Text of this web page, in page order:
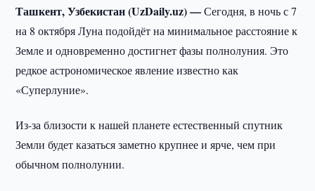
Ташкент, Узбекистан (UzDaily.uz) —Сегодня, в ночь с 7
на 8 октября Луна подойдёт на минимальное расстояние к
Земле и одновременно достигнет фазы полнолуния. Это
редкое астрономическое явление известно как
«Суперлуние».
Из-за близости к нашей планете естественный спутник
Земли будет казаться заметно крупнее и ярче, чем при
обычном полнолунии.